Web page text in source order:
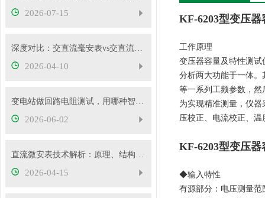
2026-07-15
深度对比：交直流毫安表vs交直流安培表vs交直流伏特表
2026-04-10
变电站做回路电阻测试，用哪种智能测试仪更靠谱？
2026-06-02
直流微安表技术解析：原理、结构与应用要点
2026-04-15
KF-6203型变压
工作原理
变压器容量及特性测
分析两大功能于一体
等一系列工频参数，
为实现精准测量，仪
压校正、电流校正、
KF-6203型变压
◆输入特性
有源部分：电压测量范